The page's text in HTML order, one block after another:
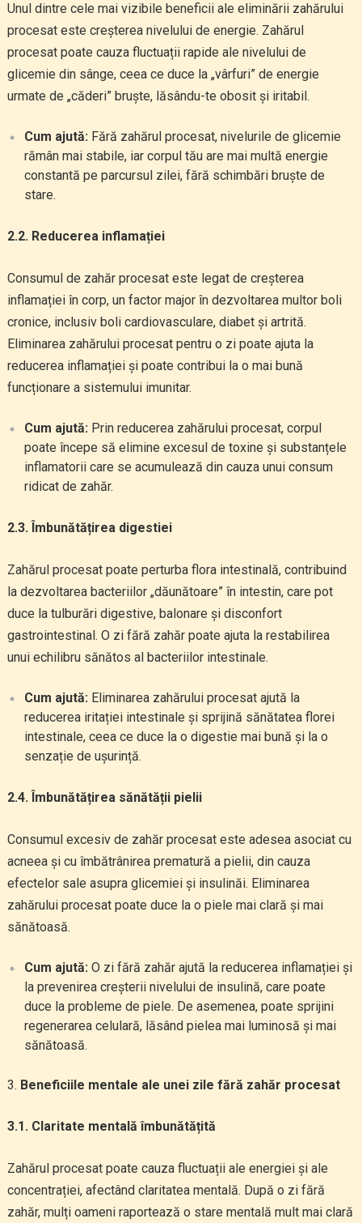
Unul dintre cele mai vizibile beneficii ale eliminării zahărului
procesat este creșterea nivelului de energie. Zahărul
procesat poate cauza fluctuații rapide ale nivelului de
glicemie din sânge, ceea ce duce la „vârfuri” de energie
urmate de „căderi” bruște, lăsându-te obosit și iritabil.
Cum ajută: Fără zahărul procesat, nivelurile de glicemie
rămân mai stabile, iar corpul tău are mai multă energie
constantă pe parcursul zilei, fără schimbări bruște de
stare.
2.2. Reducerea inflamației
Consumul de zahăr procesat este legat de creșterea
inflamației în corp, un factor major în dezvoltarea multor boli
cronice, inclusiv boli cardiovasculare, diabet și artrită.
Eliminarea zahărului procesat pentru o zi poate ajuta la
reducerea inflamației și poate contribui la o mai bună
funcționare a sistemului imunitar.
Cum ajută: Prin reducerea zahărului procesat, corpul
poate începe să elimine excesul de toxine și substanțele
inflamatorii care se acumulează din cauza unui consum
ridicat de zahăr.
2.3. Îmbunătățirea digestiei
Zahărul procesat poate perturba flora intestinală, contribuind
la dezvoltarea bacteriilor „dăunătoare” în intestin, care pot
duce la tulburări digestive, balonare și disconfort
gastrointestinal. O zi fără zahăr poate ajuta la restabilirea
unui echilibru sănătos al bacteriilor intestinale.
Cum ajută: Eliminarea zahărului procesat ajută la
reducerea iritației intestinale și sprijină sănătatea florei
intestinale, ceea ce duce la o digestie mai bună și la o
senzație de ușurință.
2.4. Îmbunătățirea sănătății pielii
Consumul excesiv de zahăr procesat este adesea asociat cu
acneea și cu îmbătrânirea prematură a pielii, din cauza
efectelor sale asupra glicemiei și insulinăi. Eliminarea
zahărului procesat poate duce la o piele mai clară și mai
sănătoasă.
Cum ajută: O zi fără zahăr ajută la reducerea inflamației și
la prevenirea creșterii nivelului de insulină, care poate
duce la probleme de piele. De asemenea, poate sprijini
regenerarea celulară, lăsând pielea mai luminosă și mai
sănătoasă.
Beneficiile mentale ale unei zile fără zahăr procesat
3.1. Claritate mentală îmbunătățită
Zahărul procesat poate cauza fluctuații ale energiei și ale
concentrației, afectând claritatea mentală. După o zi fără
zahăr, mulți oameni raportează o stare mentală mult mai clară